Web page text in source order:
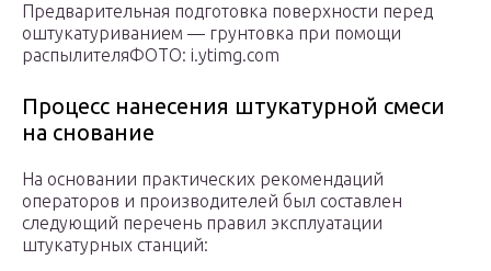
Предварительная подготовка поверхности перед
оштукатуриванием — грунтовка при помощи
распылителяФОТО: i.ytimg.com
Процесс нанесения штукатурной смеси
на снование
На основании практических рекомендаций
операторов и производителей был составлен
следующий перечень правил эксплуатации
штукатурных станций: